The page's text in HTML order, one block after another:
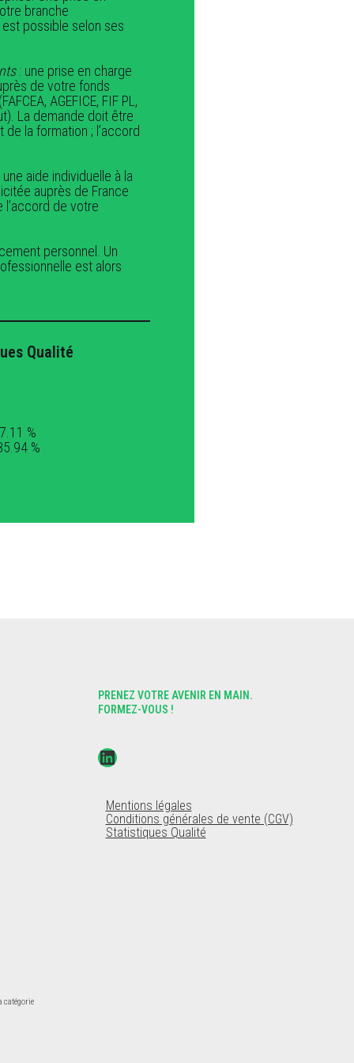
branche
possible selon ses
: une prise en charge
de votre fonds
AGEFICE, FIF PL,
La demande doit être
la formation ; l’accord
aide individuelle à la
auprès de France
l’accord de votre
personnel. Un
est alors
Qualité
%
%
catégorie
PRENEZ VOTRE AVENIR EN MAIN.
FORMEZ-VOUS !
Mentions légales
Conditions générales de vente (CGV)
Statistiques Qualité